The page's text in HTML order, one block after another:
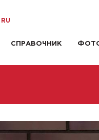
RU
СПРАВОЧНИК